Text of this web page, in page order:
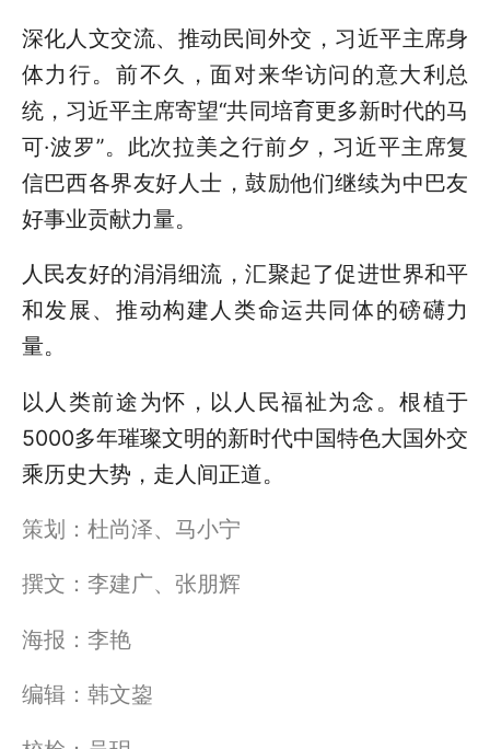
深化人文交流、推动民间外交，习近平主席身
体力行。前不久，面对来华访问的意大利总
统，习近平主席寄望“共同培育更多新时代的马
可·波罗”。此次拉美之行前夕，习近平主席复
信巴西各界友好人士，鼓励他们继续为中巴友
好事业贡献力量。
人民友好的涓涓细流，汇聚起了促进世界和平
和发展、推动构建人类命运共同体的磅礴力
量。
以人类前途为怀，以人民福祉为念。根植于
5000多年璀璨文明的新时代中国特色大国外交
乘历史大势，走人间正道。
策划：杜尚泽、马小宁
撰文：李建广、张朋辉
海报：李艳
编辑：韩文鋆